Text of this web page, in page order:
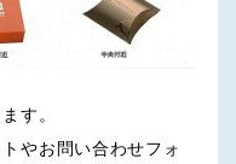
す。
やお問い合わせフォ